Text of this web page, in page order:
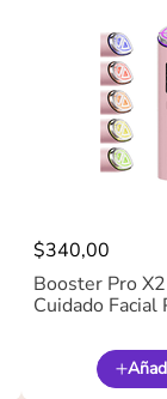
$340,00
Booster Pro
Cuidado Facial